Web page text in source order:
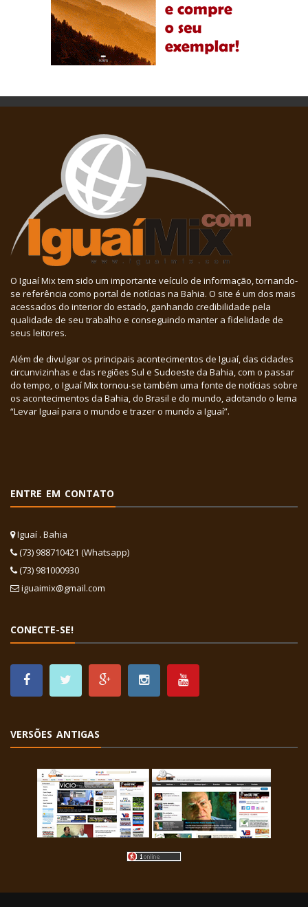
O Iguaí Mix tem sido um importante veículo de informação, tornando-
se referência como portal de notícias na Bahia. O site é um dos mais
acessados do interior do estado, ganhando credibilidade pela
qualidade de seu trabalho e conseguindo manter a fidelidade de
seus leitores.
Além de divulgar os principais acontecimentos de Iguaí, das cidades
circunvizinhas e das regiões Sul e Sudoeste da Bahia, com o passar
do tempo, o Iguaí Mix tornou-se também uma fonte de notícias sobre
os acontecimentos da Bahia, do Brasil e do mundo, adotando o lema
“Levar Iguaí para o mundo e trazer o mundo a Iguaí”.
ENTRE EM CONTATO
Iguaí . Bahia
(73) 988710421 (Whatsapp)
(73) 981000930
iguaimix@gmail.com
CONECTE-SE!
VERSÕES ANTIGAS